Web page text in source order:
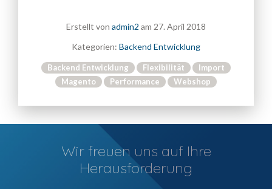
Erstellt von admin2 am 27. April 2018
Kategorien: Backend Entwicklung
Backend Entwicklung Flexibilität
Import
Magento
Performance Webshop
Wir freuen uns auf Ihre
Herausforderung